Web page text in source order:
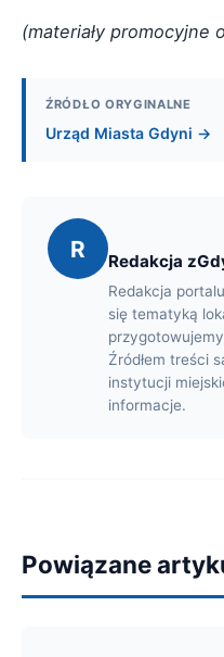
(materiały promocyjne
ŹRÓDŁO ORYGINALNE
Urząd Miasta Gdyni →
R Redakcja
Redakcja
się tematyką
Źródłem treści
instytucji
informacje.
Powiązane